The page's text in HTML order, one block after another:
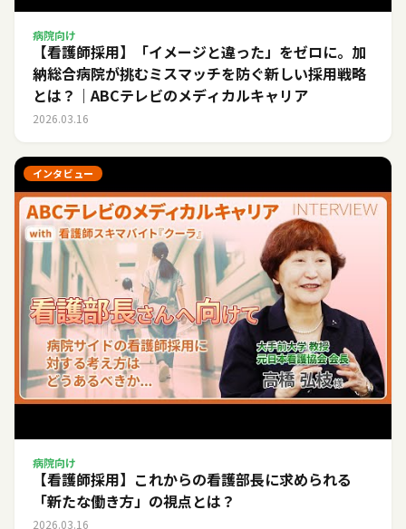
病院向け
【看護師採用】「イメージと違った」をゼロに。加
納総合病院が挑むミスマッチを防ぐ新しい採用戦略
とは？｜ABCテレビのメディカルキャリア
2026.03.16
インタビュー
病院向け
【看護師採用】これからの看護部長に求められる
「新たな働き方」の視点とは？
2026.03.16